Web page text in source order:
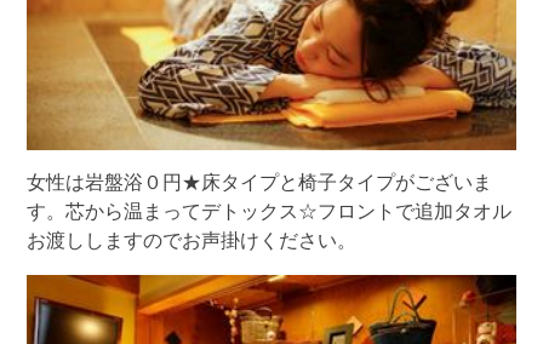
女性は岩盤浴０円★床タイプと椅子タイプがございま
す。芯から温まってデトックス☆フロントで追加タオル
お渡ししますのでお声掛けください。